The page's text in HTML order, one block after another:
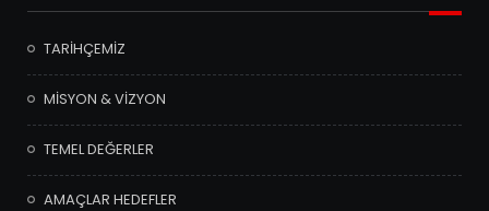
TARİHÇEMİZ
MİSYON & VİZYON
TEMEL DEĞERLER
AMAÇLAR HEDEFLER